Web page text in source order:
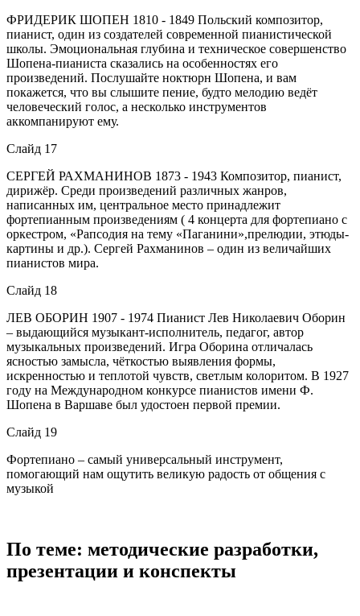
ФРИДЕРИК ШОПЕН 1810 - 1849 Польский композитор,
пианист, один из создателей современной пианистической
школы. Эмоциональная глубина и техническое совершенство
Шопена-пианиста сказались на особенностях его
произведений. Послушайте ноктюрн Шопена, и вам
покажется, что вы слышите пение, будто мелодию ведёт
человеческий голос, а несколько инструментов
аккомпанируют ему.
Слайд 17
СЕРГЕЙ РАХМАНИНОВ 1873 - 1943 Композитор, пианист,
дирижёр. Среди произведений различных жанров,
написанных им, центральное место принадлежит
фортепианным произведениям ( 4 концерта для фортепиано с
оркестром, «Рапсодия на тему «Паганини»,прелюдии, этюды-
картины и др.). Сергей Рахманинов – один из величайших
пианистов мира.
Слайд 18
ЛЕВ ОБОРИН 1907 - 1974 Пианист Лев Николаевич Оборин
– выдающийся музыкант-исполнитель, педагог, автор
музыкальных произведений. Игра Оборина отличалась
ясностью замысла, чёткостью выявления формы,
искренностью и теплотой чувств, светлым колоритом. В 1927
году на Международном конкурсе пианистов имени Ф.
Шопена в Варшаве был удостоен первой премии.
Слайд 19
Фортепиано – самый универсальный инструмент,
помогающий нам ощутить великую радость от общения с
музыкой
По теме: методические разработки,
презентации и конспекты